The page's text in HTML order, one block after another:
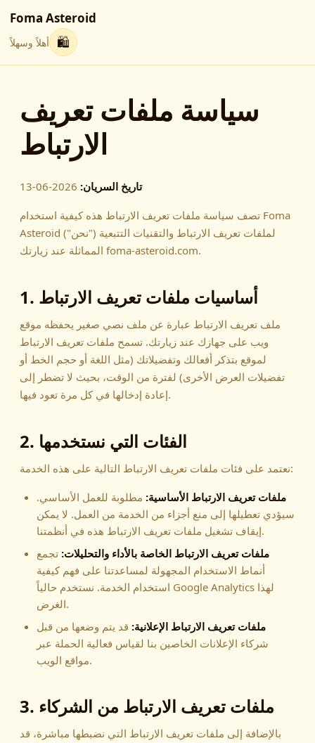
Foma Asteroid
أهلاً وسهلاً 🛍
سياسة ملفات تعريف
الارتباط
تاريخ السريان:
تصف سياسة ملفات تعريف الارتباط هذه كيفية استخدام Foma
Asteroid ("نحن") لملفات تعريف الارتباط والتقنيات التتبعية
المماثلة عند زيارتك foma-asteroid.com.
1. أساسيات ملفات تعريف الارتباط
ملف تعريف الارتباط عبارة عن ملف نصي صغير يحفظه موقع
ويب على جهازك عند زيارتك. تسمح ملفات تعريف الارتباط
لموقع بتذكر أفعالك وتفضيلاتك (مثل اللغة أو حجم الخط أو
تفضيلات العرض الأخرى) لفترة من الوقت، بحيث لا تضطر إلى
إعادة إدخالها في كل مرة تعود فيها.
2. الفئات التي نستخدمها
نعتمد على فئات ملفات تعريف الارتباط التالية على هذه الخدمة:
ملفات تعريف الارتباط الأساسية: مطلوبة للعمل الأساسي.
سيؤدي تعطيلها إلى منع أجزاء من الخدمة من العمل. لا يمكن
إيقاف تشغيل ملفات تعريف الارتباط هذه في أنظمتنا.
ملفات تعريف الارتباط الخاصة بالأداء والتحليلات: تجمع
أنماط الاستخدام المجهولة لمساعدتنا على فهم كيفية
استخدام الخدمة. نستخدم حالياً Google Analytics لهذا
الغرض.
ملفات تعريف الارتباط الإعلانية: قد يتم وضعها من قبل
شركاء الإعلانات الخاصين بنا لقياس فعالية الحملة عبر
مواقع الويب.
3. ملفات تعريف الارتباط من الشركاء
بالإضافة إلى ملفات تعريف الارتباط التي نضبطها مباشرة، قد